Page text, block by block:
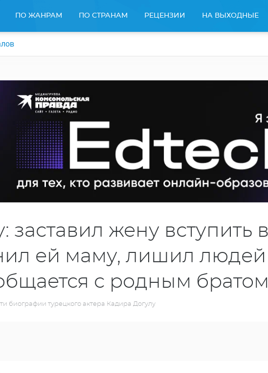
ПО ЖАНРАМ ПО СТРАНАМ РЕЦЕНЗИИ НА ВЫХОДНЫЕ
заставил жену вступить
ей маму, лишил людей
с родным
биографии турецкого актера Кадира Догулу